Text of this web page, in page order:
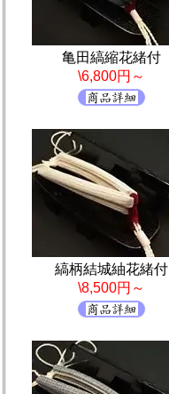
亀田縞縮花緒付
\6,800円～
縞柄結城紬花緒付
\8,500円～